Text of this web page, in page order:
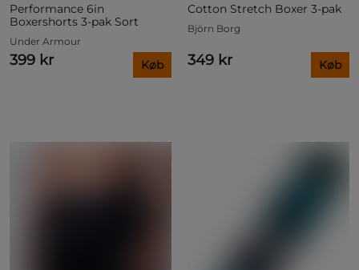
Performance 6in
Boxershorts 3-pak Sort
Under Armour
399 kr Køb
Cotton Stretch Boxer 3-pak
Björn Borg
349 kr Køb